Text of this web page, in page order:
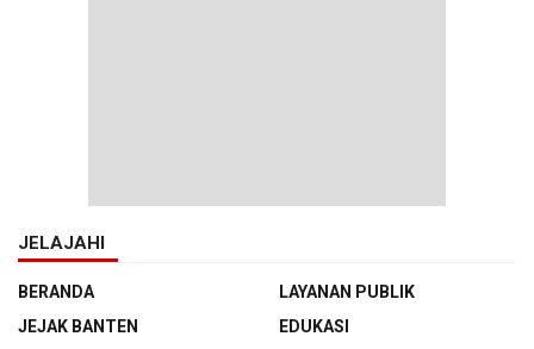
JELAJAHI
BERANDA
LAYANAN PUBLIK
JEJAK BANTEN
EDUKASI